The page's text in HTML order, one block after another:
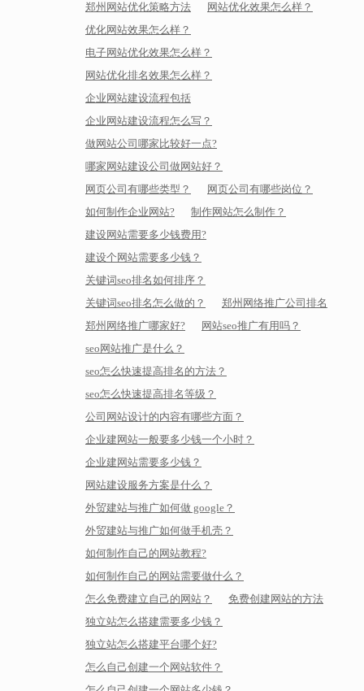
郑州网站优化策略方法
网站优化效果怎么样？
优化网站效果怎么样？
电子网站优化效果怎么样？
网站优化排名效果怎么样？
企业网站建设流程包括
企业网站建设流程怎么写？
做网站公司哪家比较好一点?
哪家网站建设公司做网站好？
网页公司有哪些类型？
网页公司有哪些岗位？
如何制作企业网站?
制作网站怎么制作？
建设网站需要多少钱费用?
建设个网站需要多少钱？
关键词seo排名如何排序？
关键词seo排名怎么做的？
郑州网络推广公司排名
郑州网络推广哪家好?
网站seo推广有用吗？
seo网站推广是什么？
seo怎么快速提高排名的方法？
seo怎么快速提高排名等级？
公司网站设计的内容有哪些方面？
企业建网站一般要多少钱一个小时？
企业建网站需要多少钱？
网站建设服务方案是什么？
外贸建站与推广如何做 google？
外贸建站与推广如何做手机壳？
如何制作自己的网站教程?
如何制作自己的网站需要做什么？
怎么免费建立自己的网站？
免费创建网站的方法
独立站怎么搭建需要多少钱？
独立站怎么搭建平台哪个好?
怎么自己创建一个网站软件？